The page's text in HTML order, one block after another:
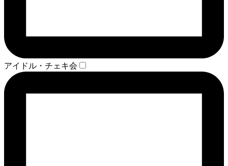
アイドル・チェキ会